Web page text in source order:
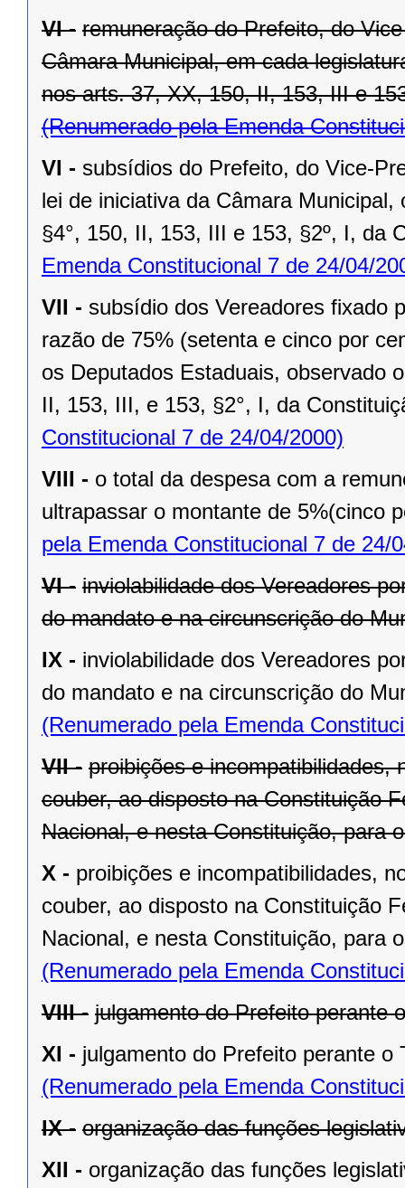
VI - remuneração do Prefeito, do
Câmara Municipal, em cada
nos arts. 37, XX, 150, II, 153, III e
(Renumerado pela Emenda
VI - subsídios do Prefeito, do Vice-
lei de iniciativa da Câmara
§4°, 150, II, 153, III e 153, §2º, I, da
Emenda Constitucional 7 de 24/04/
VII - subsídio dos Vereadores fixado
razão de 75% (setenta e cinco por
os Deputados Estaduais, observado
II, 153, III, e 153, §2°, I, da
Constitucional 7 de 24/04/2000)
VIII - o total da despesa com a
ultrapassar o montante de 5%(cinco
pela Emenda Constitucional 7 de 24/
VI - inviolabilidade dos Vereadores
do mandato e na circunscrição do
IX - inviolabilidade dos Vereadores
do mandato e na circunscrição do
(Renumerado pela Emenda
VII - proibições e incompatibilidades,
couber, ao disposto na Constituição
Nacional, e nesta Constituição, para
X - proibições e incompatibilidades,
couber, ao disposto na Constituição
Nacional, e nesta Constituição, para
(Renumerado pela Emenda
VIII - julgamento do Prefeito perante
XI - julgamento do Prefeito perante o
(Renumerado pela Emenda
IX - organização das funções
XII - organização das funções